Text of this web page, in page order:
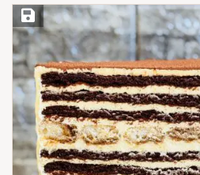
Save Recipe